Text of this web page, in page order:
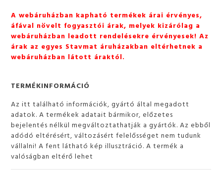
A webáruházban kapható termékek árai érvényes,
áfával növelt fogyasztói árak, melyek kizárólag a
webáruházban leadott rendelésekre érvényesek! Az
árak az egyes Stavmat áruházakban eltérhetnek a
webáruházban látott áraktól.
TERMÉKINFORMÁCIÓ
Az itt található információk, gyártó által megadott
adatok. A termékek adatait bármikor, előzetes
bejelentés nélkül megváltoztathatják a gyártók. Az ebből
adódó eltérésért, változásért felelősséget nem tudunk
vállalni! A fent látható kép illusztráció. A termék a
valóságban eltérő lehet